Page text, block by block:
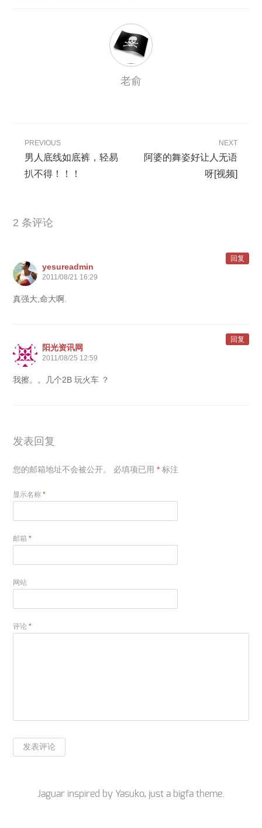
老俞
PREVIOUS
男人底线如底裤，轻易
扒不得！！！
NEXT
阿婆的舞姿好让人无语
呀[视频]
2 条评论
yesureadmin
2011/08/21 16:29
真强大,命大啊.
回复
阳光资讯网
2011/08/25 12:59
我擦。。几个2B 玩火车 ？
回复
发表回复
您的邮箱地址不会被公开。 必填项已用* 标注
显示名称*
邮箱*
网站
评论*
Jaguar inspired by Yasuko, just a bigfa theme.